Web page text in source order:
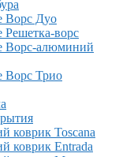
Ворс Дуо
Решетка-ворс
Ворс-алюминий
Ворс Трио
коврик Toscana
коврик Entrada